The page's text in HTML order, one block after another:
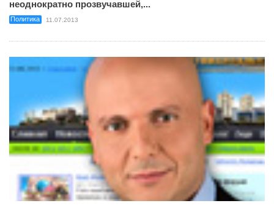
неоднократно прозвучавшей,...
Политика 11.07.2013